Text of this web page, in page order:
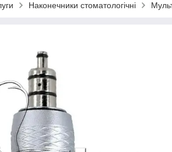
Наконечники стоматологічні